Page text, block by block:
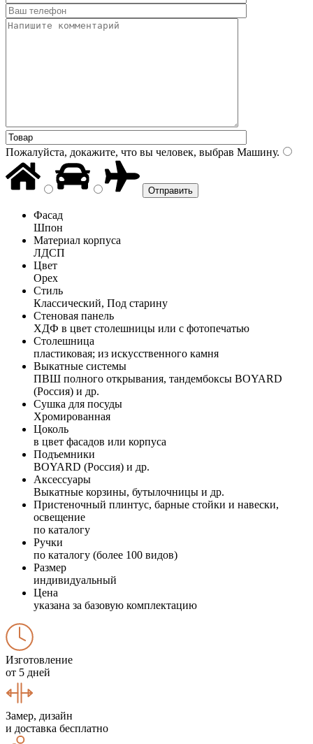
Пожалуйста, докажите, что вы человек, выбрав Машину.
Фасад
Шпон
Материал корпуса
ЛДСП
Цвет
Орех
Стиль
Классический, Под старину
Стеновая панель
ХДФ в цвет столешницы или с фотопечатью
Столешница
пластиковая; из искусственного камня
Выкатные системы
ПВШ полного открывания, тандембоксы BOYARD
(Россия) и др.
Сушка для посуды
Хромированная
Цоколь
в цвет фасадов или корпуса
Подъемники
BOYARD (Россия) и др.
Аксессуары
Выкатные корзины, бутылочницы и др.
Пристеночный плинтус, барные стойки и навески,
освещение
по каталогу
Ручки
по каталогу (более 100 видов)
Размер
индивидуальный
Цена
указана за базовую комплектацию
Изготовление
от 5 дней
Замер, дизайн
и доставка бесплатно